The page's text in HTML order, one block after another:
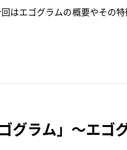
はエゴグラムの概要やその
グラム」～エゴ